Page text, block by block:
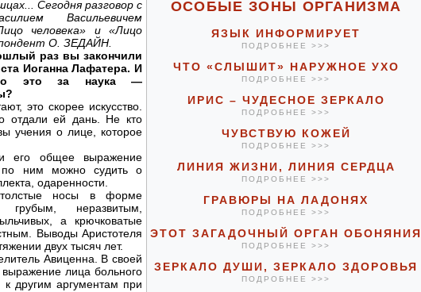
ОСОБЫЕ ЗОНЫ ОРГАНИЗМА
ЯЗЫК ИНФОРМИРУЕТ
ПОДРОБНЕЕ >>>
ЧТО «СЛЫШИТ» НАРУЖНОЕ УХО
ПОДРОБНЕЕ >>>
ИРИС – ЧУДЕСНОЕ ЗЕРКАЛО
ПОДРОБНЕЕ >>>
ЧУВСТВУЮ КОЖЕЙ
ПОДРОБНЕЕ >>>
ЛИНИЯ ЖИЗНИ, ЛИНИЯ СЕРДЦА
ПОДРОБНЕЕ >>>
ГРАВЮРЫ НА ЛАДОНЯХ
ПОДРОБНЕЕ >>>
ЭТОТ ЗАГАДОЧНЫЙ ОРГАН ОБОНЯНИЯ
ПОДРОБНЕЕ >>>
ЗЕРКАЛО ДУШИ, ЗЕРКАЛО ЗДОРОВЬЯ
ПОДРОБНЕЕ >>>
Сегодня разговор с
Васильевичем
человека» и «Лицо
О. ЗЕДАЙН.
раз вы закончили
Иоганна Лафатера. И
это за наука —
это скорее искусство.
отдали ей дань. Не кто
учения о лице, которое
его общее выражение
по ним можно судить о
одаренности.
носы в форме
неразвитым,
а крючковатые
Выводы Аристотеля
двух тысяч лет.
Авиценна. В своей
лица больного
другим аргументам при